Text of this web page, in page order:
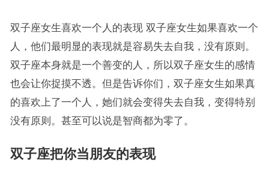
双子座女生喜欢一个人的表现 双子座女生如果喜欢一个
人，他们最明显的表现就是容易失去自我，没有原则。
双子座本身就是一个善变的人，所以双子座女生的感情
也会让你捉摸不透。但是告诉你们，双子座女生如果真
的喜欢上了一个人，她们就会变得失去自我，变得特别
没有原则。甚至可以说是智商都为零了。
双子座把你当朋友的表现